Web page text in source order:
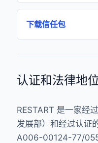
下载信任包
认证和法律地位
RESTART 是一家经
发展部）和经过认证
A006-00124-77/